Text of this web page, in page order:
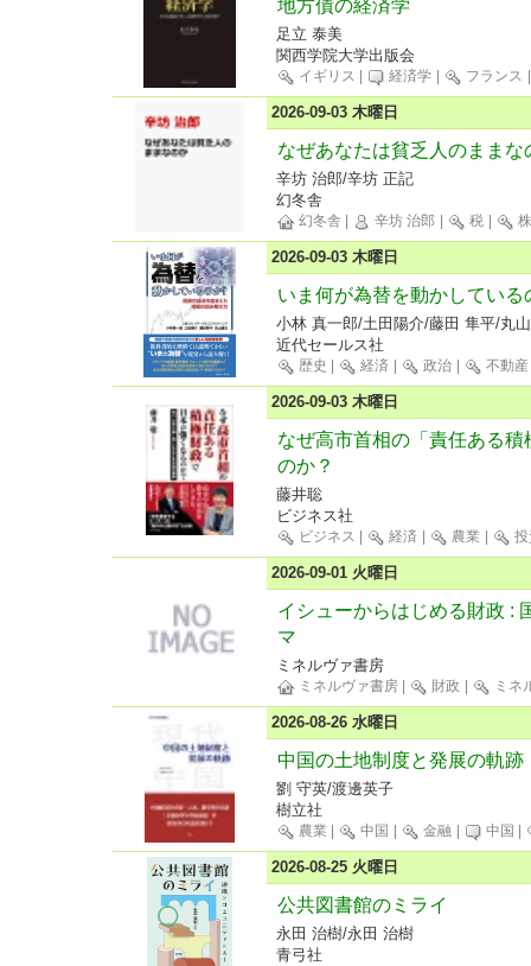
地方債の経済学
足立 泰美
関西学院大学出版会
イギリス 経済学 フランス
2026-09-03 木曜日
なぜあなたは貧乏人のままな
辛坊 治郎/辛坊 正記
幻冬舎
幻冬舎 辛坊 治郎 税 株
2026-09-03 木曜日
いま何が為替を動かしている
小林 真一郎/土田陽介/藤田 隼平/丸
近代セールス社
歴史 経済 政治 不動産
2026-09-03 木曜日
なぜ高市首相の「責任ある
のか？
藤井聡
ビジネス社
ビジネス 経済 農業 投
2026-09-01 火曜日
イシューからはじめる財政 :
マ
ミネルヴァ書房
ミネルヴァ書房 財政 ミネ
2026-08-26 水曜日
中国の土地制度と発展の軌跡
劉 守英/渡邊英子
樹立社
農業 中国 金融 中国
2026-08-25 火曜日
公共図書館のミライ
永田 治樹/永田 治樹
青弓社